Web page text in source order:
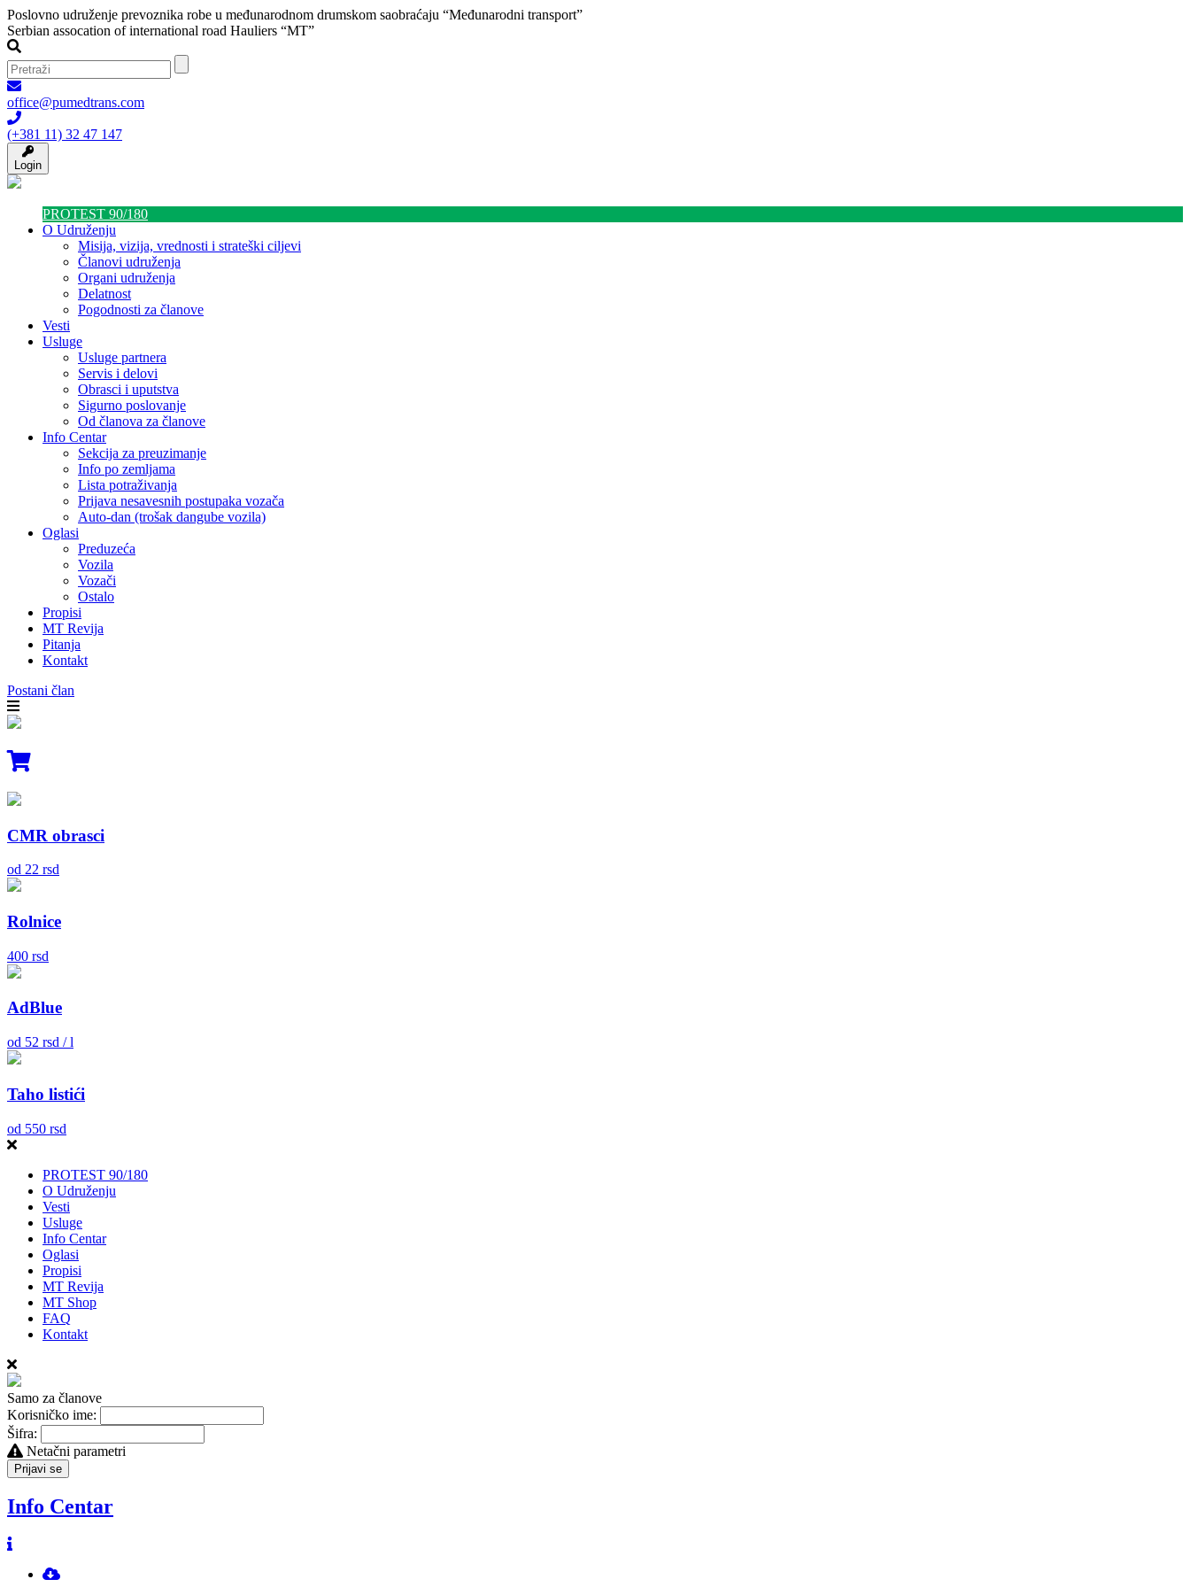
Poslovno udruženje prevoznika robe u međunarodnom drumskom saobraćaju “Međunarodni transport”
Serbian assocation of international road Hauliers “MT”
office@pumedtrans.com
(+381 11) 32 47 147
Login
PROTEST 90/180
O Udruženju
Misija, vizija, vrednosti i strateški ciljevi
Članovi udruženja
Organi udruženja
Delatnost
Pogodnosti za članove
Vesti
Usluge
Usluge partnera
Servis i delovi
Obrasci i uputstva
Sigurno poslovanje
Od članova za članove
Info Centar
Sekcija za preuzimanje
Info po zemljama
Lista potraživanja
Prijava nesavesnih postupaka vozača
Auto-dan (trošak dangube vozila)
Oglasi
Preduzeća
Vozila
Vozači
Ostalo
Propisi
MT Revija
Pitanja
Kontakt
Postani član
CMR obrasci
od 22 rsd
Rolnice
400 rsd
AdBlue
od 52 rsd / l
Taho listići
od 550 rsd
PROTEST 90/180
O Udruženju
Vesti
Usluge
Info Centar
Oglasi
Propisi
MT Revija
MT Shop
FAQ
Kontakt
Samo za članove
Korisničko ime:
Šifra:
Netačni parametri
Prijavi se
Info Centar